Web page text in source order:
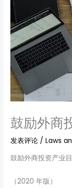
鼓励外商
发表评论 /Laws
鼓励外商投资产业
（2020 年版）